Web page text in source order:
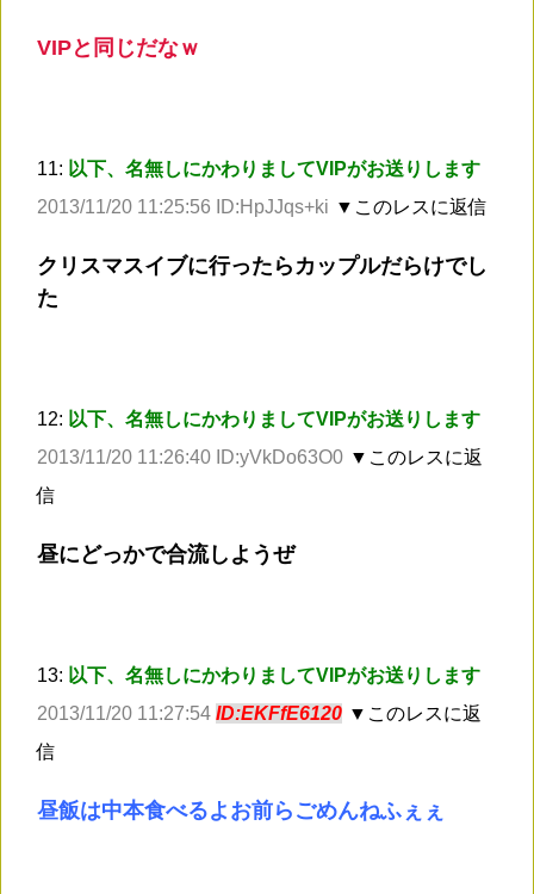
VIPと同じだなｗ
11: 以下、名無しにかわりましてVIPがお送りします
2013/11/20 11:25:56 ID:HpJJqs+ki ▼このレスに返信
クリスマスイブに行ったらカップルだらけでし
た
12: 以下、名無しにかわりましてVIPがお送りします
2013/11/20 11:26:40 ID:yVkDo63O0 ▼このレスに返
信
昼にどっかで合流しようぜ
13: 以下、名無しにかわりましてVIPがお送りします
2013/11/20 11:27:54 ID:EKFfE6120 ▼このレスに返
信
昼飯は中本食べるよお前らごめんねふぇぇ